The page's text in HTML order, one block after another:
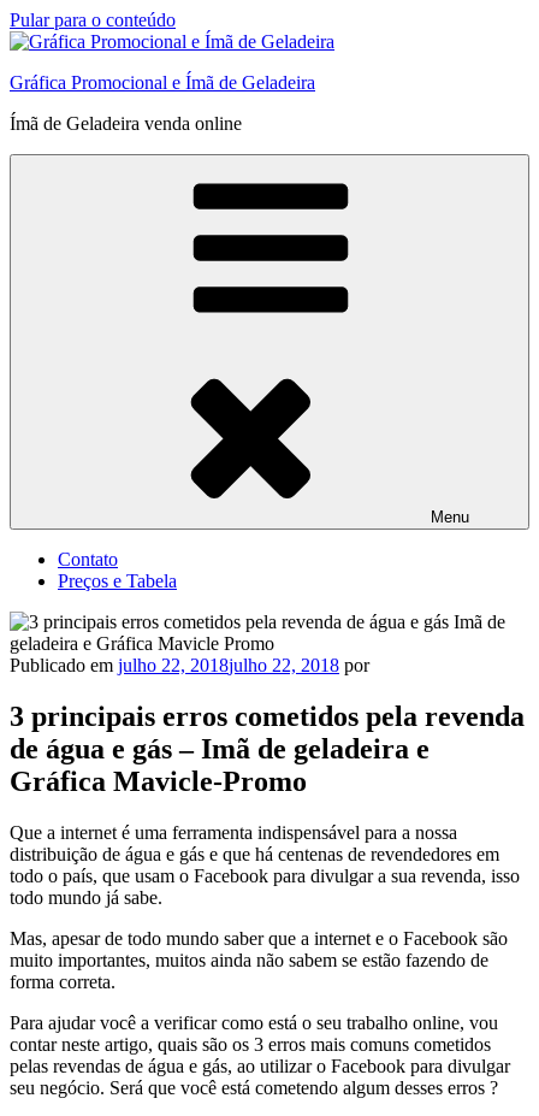
Pular para o conteúdo
Gráfica Promocional e Ímã de Geladeira
Ímã de Geladeira venda online
Menu
Contato
Preços e Tabela
Publicado em julho 22, 2018julho 22, 2018 por
3 principais erros cometidos pela revenda
de água e gás – Imã de geladeira e
Gráfica Mavicle-Promo
Que a internet é uma ferramenta indispensável para a nossa
distribuição de água e gás e que há centenas de revendedores em
todo o país, que usam o Facebook para divulgar a sua revenda, isso
todo mundo já sabe.
Mas, apesar de todo mundo saber que a internet e o Facebook são
muito importantes, muitos ainda não sabem se estão fazendo de
forma correta.
Para ajudar você a verificar como está o seu trabalho online, vou
contar neste artigo, quais são os 3 erros mais comuns cometidos
pelas revendas de água e gás, ao utilizar o Facebook para divulgar
seu negócio. Será que você está cometendo algum desses erros ?